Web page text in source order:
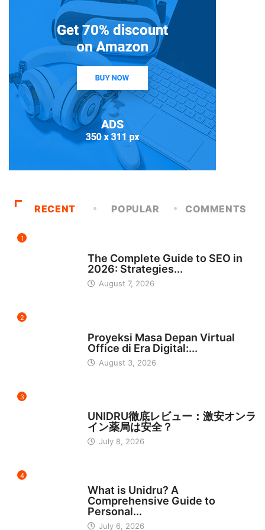
RECENT POPULAR COMMENTS
1
The Complete Guide to SEO in
2026: Strategies...
August 7, 2026
2
Proyeksi Masa Depan Virtual
Office di Era Digital:...
August 3, 2026
3
UNIDRU徹底レビュー：激安オンラ
イン薬局は安全？
July 8, 2026
4
What is Unidru? A
Comprehensive Guide to
Personal...
July 6, 2026